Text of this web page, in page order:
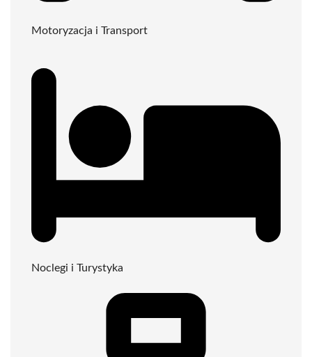
Motoryzacja i Transport
Noclegi i Turystyka